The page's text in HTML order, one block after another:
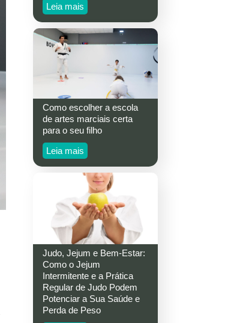
Leia mais
Como escolher a escola
de artes marciais certa
para o seu filho
Leia mais
Judo, Jejum e Bem-Estar:
Como o Jejum
Intermitente e a Prática
Regular de Judo Podem
Potenciar a Sua Saúde e
Perda de Peso